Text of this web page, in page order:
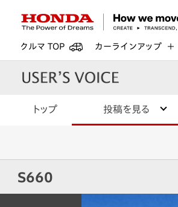
クルマ TOP カーラインアップ
トップ 投稿を見る
S660